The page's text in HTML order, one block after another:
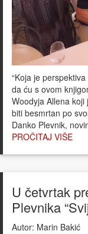
“Koja je
da ću s ovom
Woodyja Allena
biti besmrtan po
Danko Plevnik,
PROČITAJ VIŠE
U četvrtak
Plevnika
Autor: Marin Bakić